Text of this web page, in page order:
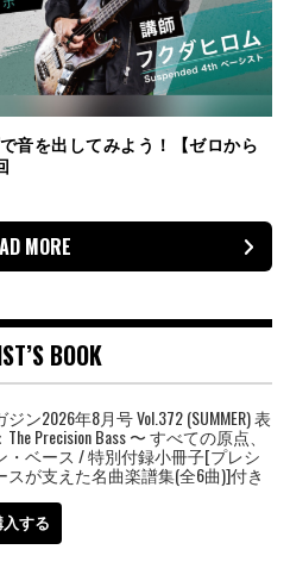
音を出してみよう！【ゼロから
MORE
BOOK
ン2026年8月号 Vol.372 (SUMMER) 表
Precision Bass 〜 すべての原点、
・ベース / 特別付録小冊子[プレシ
スが支えた名曲楽譜集(全6曲)]付き
する